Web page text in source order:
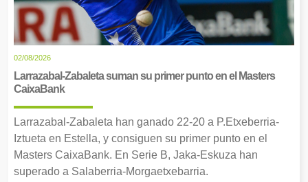
02/08/2026
Larrazabal-Zabaleta suman su primer punto en el Masters
CaixaBank
Larrazabal-Zabaleta han ganado 22-20 a P.Etxeberria-
Iztueta en Estella, y consiguen su primer punto en el
Masters CaixaBank. En Serie B, Jaka-Eskuza han
superado a Salaberria-Morgaetxebarria.